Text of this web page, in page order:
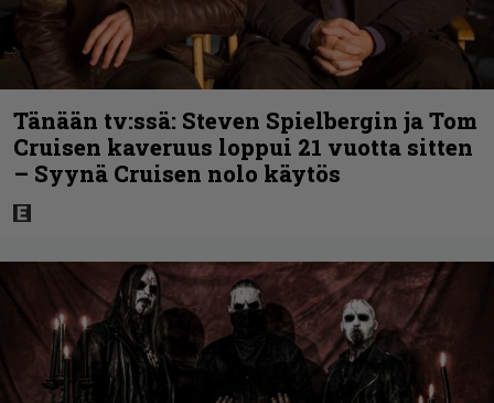
Tänään tv:ssä: Steven Spielbergin ja Tom
Cruisen kaveruus loppui 21 vuotta sitten
– Syynä Cruisen nolo käytös